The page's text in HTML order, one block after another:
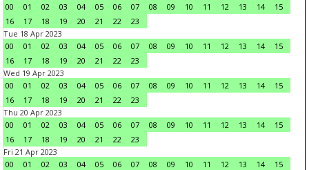
00
01 02 03 04 05 06 07 08 09 10 11 12 13 14
15
16
17 18 19 20 21 22
23
Tue 18 Apr 2023
00
01 02 03 04 05 06 07 08 09 10 11 12 13 14
15
16
17 18 19 20 21 22
23
Wed 19 Apr 2023
00
01 02 03 04 05 06 07 08 09 10 11 12 13 14
15
16
17 18 19 20 21 22
23
Thu 20 Apr 2023
00
01 02 03 04 05 06 07 08 09 10 11 12 13 14
15
16
17 18 19 20 21 22
23
Fri 21 Apr 2023
00
01 02 03 04 05 06 07 08 09 10 11 12 13 14
15